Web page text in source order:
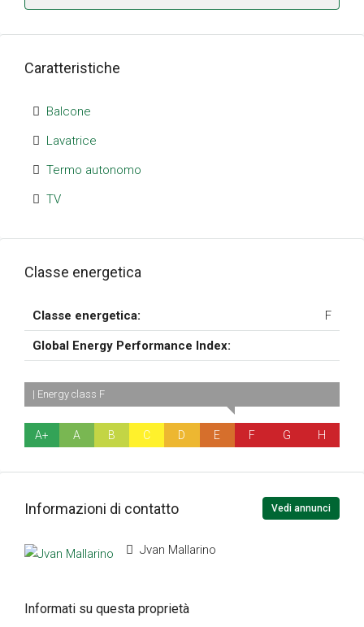
Caratteristiche
Balcone
Lavatrice
Termo autonomo
TV
Classe energetica
Classe energetica: F
Global Energy Performance Index:
A+ A B C D E
| Energy class F
F G H
Informazioni di contatto Vedi annunci
Jvan Mallarino
Informati su questa proprietà